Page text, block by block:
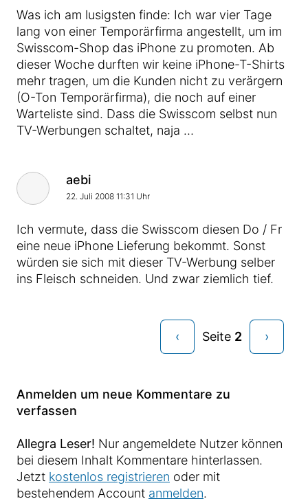
Was ich am lusigsten finde: Ich war vier Tage
lang von einer Temporärfirma angestellt, um im
Swisscom-Shop das iPhone zu promoten. Ab
dieser Woche durften wir keine iPhone-T-Shirts
mehr tragen, um die Kunden nicht zu verärgern
(O-Ton Temporärfirma), die noch auf einer
Warteliste sind. Dass die Swisscom selbst nun
TV-Werbungen schaltet, naja …
Kommentar von
aebi
22. Juli 2008 11:31 Uhr
Ich vermute, dass die Swisscom diesen Do / Fr
eine neue iPhone Lieferung bekommt. Sonst
würden sie sich mit dieser TV-Werbung selber
ins Fleisch schneiden. Und zwar ziemlich tief.
‹ Seite 2 ›
Anmelden um neue Kommentare zu
verfassen
Allegra Leser! Nur angemeldete Nutzer können
bei diesem Inhalt Kommentare hinterlassen.
Jetzt kostenlos registrieren oder mit
bestehendem Account anmelden.